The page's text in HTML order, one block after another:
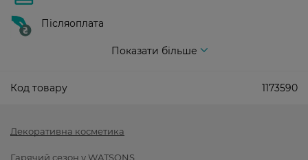
Післяоплата
Показати більше
Код товару 1173590
Декоративна косметика
Гарячий сезон у WATSONS